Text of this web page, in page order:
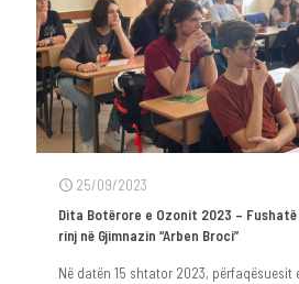
25/09/2023
Dita Botërore e Ozonit 2023 –
rinj në Gjimnazin “Arben Broci”
Në datën 15 shtator 2023, përfaqësuesit